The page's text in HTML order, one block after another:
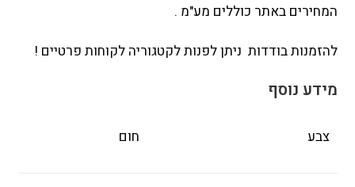
המחירים באתר כוללים מע"מ .
להזמנות בודדות ניתן לפנות לקטגוריה לקוחות פרטיים !
מידע נוסף
צבע חום